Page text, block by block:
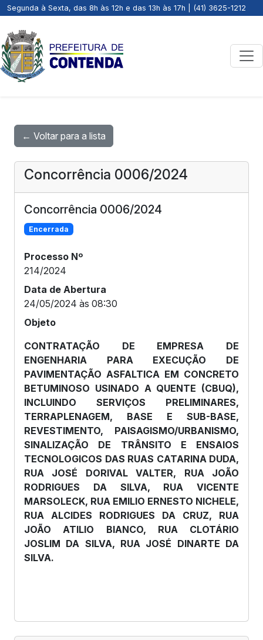
Segunda à Sexta, das 8h às 12h e das 13h às 17h | (41) 3625-1212
← Voltar para a lista
Concorrência 0006/2024
Concorrência 0006/2024
Encerrada
Processo Nº
214/2024
Data de Abertura
24/05/2024 às 08:30
Objeto
CONTRATAÇÃO DE EMPRESA DE
ENGENHARIA PARA EXECUÇÃO DE
PAVIMENTAÇÃO ASFALTICA EM CONCRETO
BETUMINOSO USINADO A QUENTE (CBUQ),
INCLUINDO SERVIÇOS PRELIMINARES,
TERRAPLENAGEM, BASE E SUB-BASE,
REVESTIMENTO, PAISAGISMO/URBANISMO,
SINALIZAÇÃO DE TRÂNSITO E ENSAIOS
TECNOLOGICOS DAS RUAS CATARINA DUDA,
RUA JOSÉ DORIVAL VALTER, RUA JOÃO
RODRIGUES DA SILVA, RUA VICENTE
MARSOLECK, RUA EMILIO ERNESTO NICHELE,
RUA ALCIDES RODRIGUES DA CRUZ, RUA
JOÃO ATILIO BIANCO, RUA CLOTÁRIO
JOSLIM DA SILVA, RUA JOSÉ DINARTE DA
SILVA.